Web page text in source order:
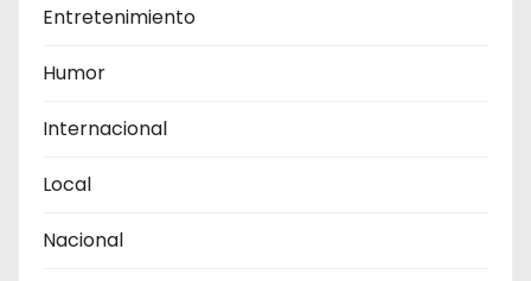
Entretenimiento
Humor
Internacional
Local
Nacional